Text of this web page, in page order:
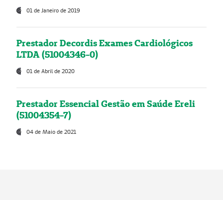
01 de Janeiro de 2019
Prestador Decordis Exames Cardiológicos
LTDA (51004346-0)
01 de Abril de 2020
Prestador Essencial Gestão em Saúde Ereli
(51004354-7)
04 de Maio de 2021